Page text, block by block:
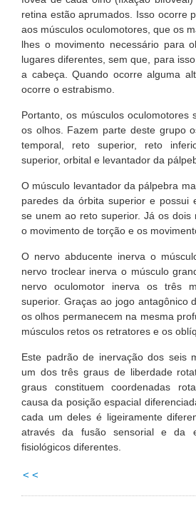
retina estão aprumados. Isso ocorre
aos músculos oculomotores, que os
lhes o movimento necessário para
lugares diferentes, sem que, para
a cabeça. Quando ocorre alguma
ocorre o estrabismo.
Portanto, os músculos oculomotores
os olhos. Fazem parte deste grupo
temporal, reto superior, reto
superior, orbital e levantador da
O músculo levantador da pálpebra
paredes da órbita superior e possui
se unem ao reto superior. Já os dois
o movimento de torção e os
O nervo abducente inerva o
nervo troclear inerva o músculo
nervo oculomotor inerva os três
superior. Graças ao jogo antagônico
os olhos permanecem na mesma
músculos retos os retratores e os
Este padrão de inervação dos seis
um dos três graus de liberdade
graus constituem coordenadas
causa da posição espacial
cada um deles é ligeiramente
através da fusão sensorial e da
fisiológicos diferentes.
< <